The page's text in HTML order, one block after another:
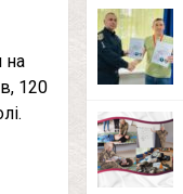
на
120